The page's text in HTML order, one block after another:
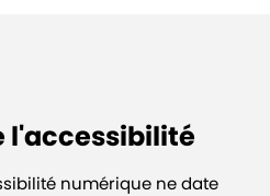
l'accessibilité
numérique ne date